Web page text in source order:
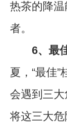
热茶的降
者。
6、最
夏，“最佳
会遇到三
将这三大